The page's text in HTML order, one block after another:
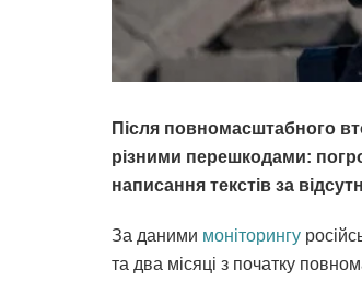
Після повномасштабного
різними перешкодами:
написання текстів за
За даними моніторингу
та два місяці з початку